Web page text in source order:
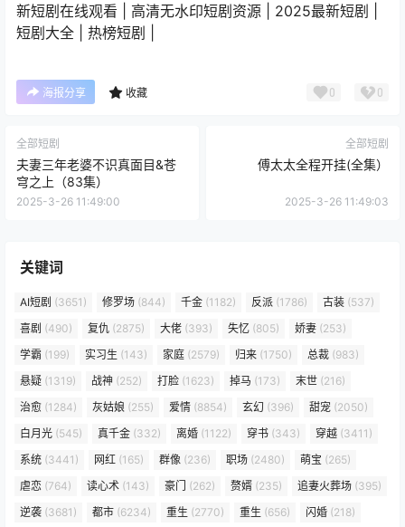
新短剧在线观看 | 高清无水印短剧资源 | 2025最新短剧 |
短剧大全 | 热榜短剧 |
海报分享 收藏 0 0
全部短剧
夫妻三年老婆不识真面目&苍
穹之上（83集）
2025-3-26 11:49:00
全部短剧
傅太太全程开挂(全集）
2025-3-26 11:49:03
关键词
AI短剧 (3651) 修罗场 (844) 千金 (1182) 反派 (1786) 古装 (537)
喜剧 (490) 复仇 (2875) 大佬 (393) 失忆 (805) 娇妻 (253)
学霸 (199) 实习生 (143) 家庭 (2579) 归来 (1750) 总裁 (983)
悬疑 (1319) 战神 (252) 打脸 (1623) 掉马 (173) 末世 (216)
治愈 (1284) 灰姑娘 (255) 爱情 (8854) 玄幻 (396) 甜宠 (2050)
白月光 (545) 真千金 (332) 离婚 (1122) 穿书 (343) 穿越 (3411)
系统 (3441) 网红 (165) 群像 (236) 职场 (2480) 萌宝 (265)
虐恋 (764) 读心术 (143) 豪门 (262) 赘婿 (235) 追妻火葬场 (395)
逆袭 (3681) 都市 (6234) 重生 (2770) 重生 (656) 闪婚 (218)